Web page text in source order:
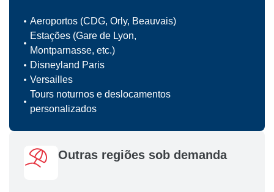
Aeroportos (CDG, Orly, Beauvais)
Estações (Gare de Lyon,
Montparnasse, etc.)
Disneyland Paris
Versailles
Tours noturnos e deslocamentos
personalizados
Outras regiões sob demanda